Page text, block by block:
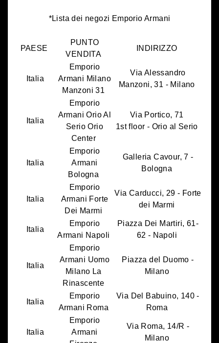
*Lista dei negozi Emporio Armani
PAESE
PUNTO
VENDITA
INDIRIZZO
Italia
Emporio
Armani Milano
Manzoni 31
Via Alessandro
Manzoni, 31 - Milano
Italia
Emporio
Armani Orio Al
Serio Orio
Center
Via Portico, 71
1st floor - Orio al Serio
Italia
Emporio
Armani
Bologna
Galleria Cavour, 7 -
Bologna
Italia
Emporio
Armani Forte
Dei Marmi
Via Carducci, 29 - Forte
dei Marmi
Italia
Emporio
Armani Napoli
Piazza Dei Martiri, 61-
62 - Napoli
Italia
Emporio
Armani Uomo
Milano La
Rinascente
Piazza del Duomo -
Milano
Italia
Emporio
Armani Roma
Via Del Babuino, 140 -
Roma
Italia
Emporio
Armani
Via Roma, 14/R -
Milano